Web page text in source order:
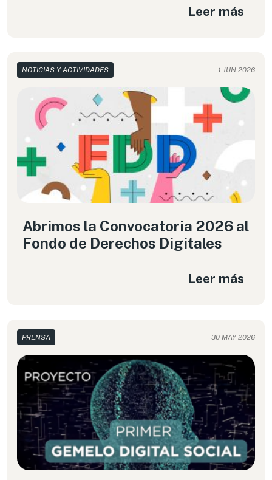
Leer más
NOTICIAS Y ACTIVIDADES 1 JUN 2026
Abrimos la Convocatoria 2026 al
Fondo de Derechos Digitales
Leer más
PRENSA 30 MAY 2026